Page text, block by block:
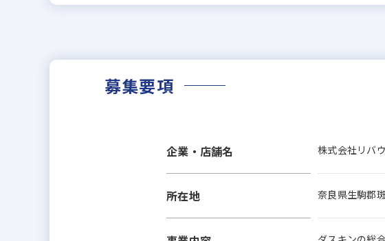
募集要項
企業・店舗名 株式会社リバ
所在地 奈良県生駒郡